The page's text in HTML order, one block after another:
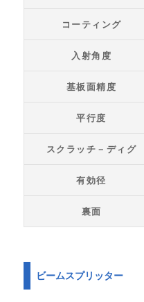
コーティング
入射角度
基板面精度
平行度
スクラッチ－ディグ
有効径
裏面
ビームスプリッター